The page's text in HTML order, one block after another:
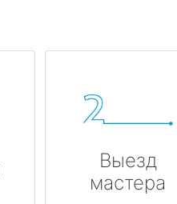
Выезд
мастера